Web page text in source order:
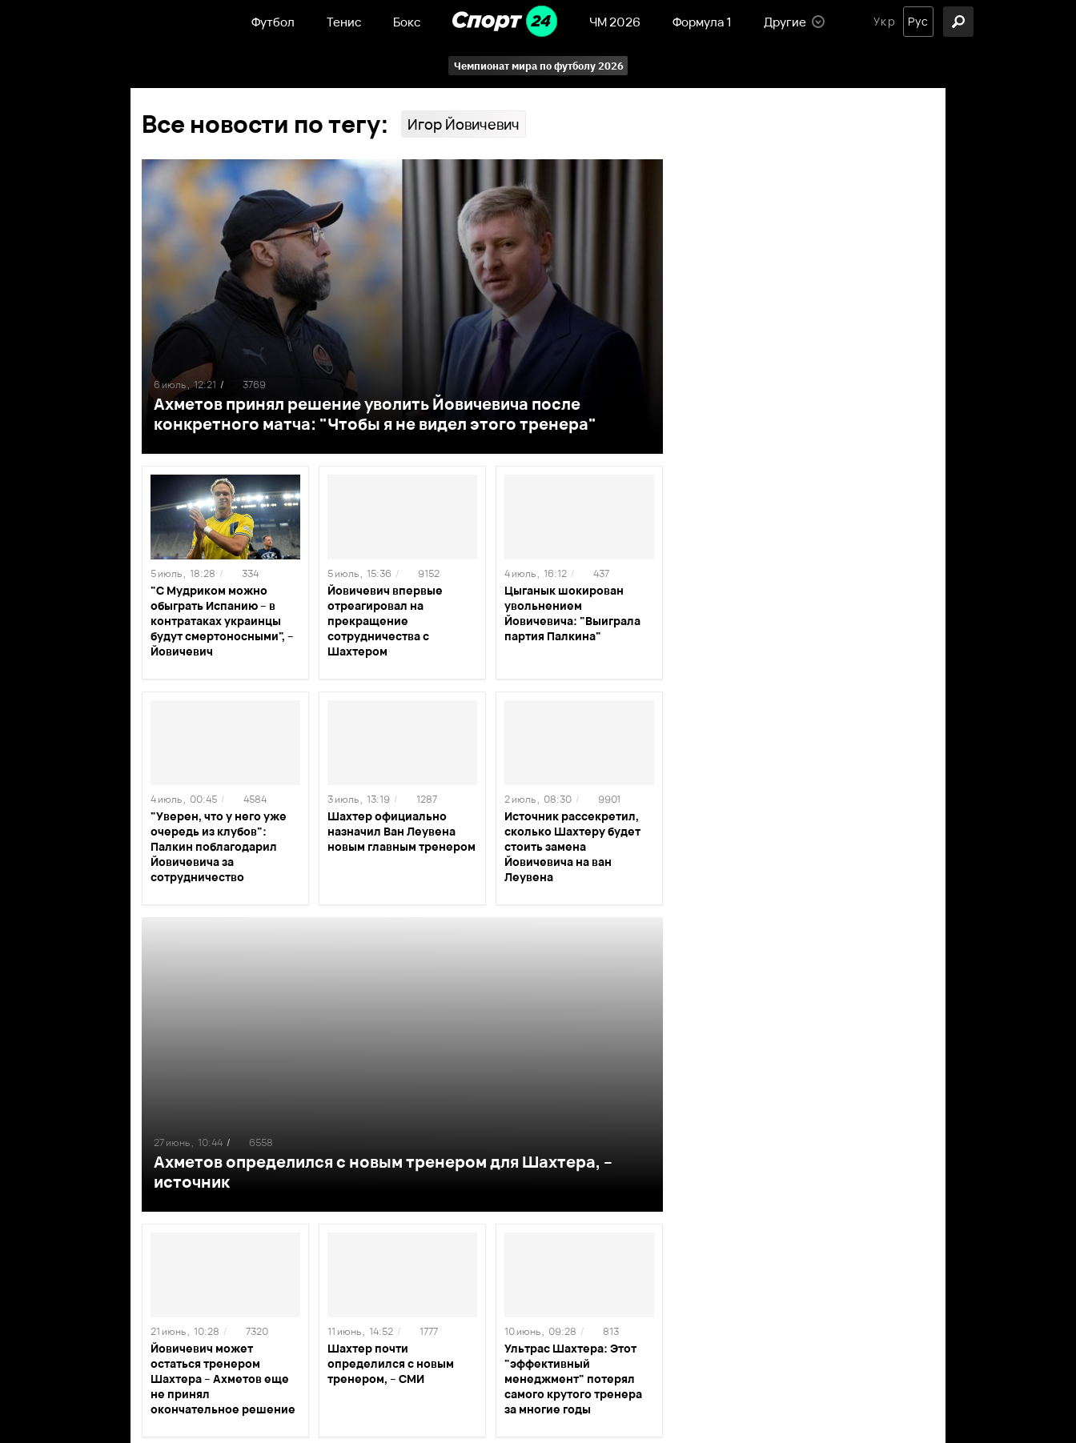
Футбол Тенис Бокс ЧМ 2026 Формула 1 Другие Укр Рус
Чемпионат мира по футболу 2026
Все новости по тегу: Игор Йовичевич
Ахметов принял решение уволить Йовичевича после
конкретного матча: "Чтобы я не видел этого тренера"
6 июль , 12:21 / 3769
"С Мудриком можно
обыграть Испанию – в
контратаках украинцы
будут смертоносными", –
Йовичевич
5 июль , 18:28 / 334
Йовичевич впервые
отреагировал на
прекращение
сотрудничества с
Шахтером
5 июль , 15:36 / 9152
Цыганык шокирован
увольнением
Йовичевича: "Выиграла
партия Палкина"
4 июль , 16:12 / 437
"Уверен, что у него уже
очередь из клубов":
Палкин поблагодарил
Йовичевича за
сотрудничество
4 июль , 00:45 / 4584
Шахтер официально
назначил Ван Леувена
новым главным тренером
3 июль , 13:19 / 1287
Источник рассекретил,
сколько Шахтеру будет
стоить замена
Йовичевича на ван
Леувена
2 июль , 08:30 / 9901
Ахметов определился с новым тренером для Шахтера, –
источник
27 июнь , 10:44 / 6558
Йовичевич может
остаться тренером
Шахтера – Ахметов еще
не принял
окончательное решение
21 июнь , 10:28 / 7320
Шахтер почти
определился с новым
тренером, – СМИ
11 июнь , 14:52 / 1777
Ультрас Шахтера: Этот
"эффективный
менеджмент" потерял
самого крутого тренера
за многие годы
10 июнь , 09:28 / 813